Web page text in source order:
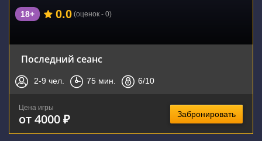
18+ 0.0 (оценок - 0)
Последний сеанс
2-9 чел. 75 мин. 6/10
Цена игры
от 4000 ₽ Забронировать